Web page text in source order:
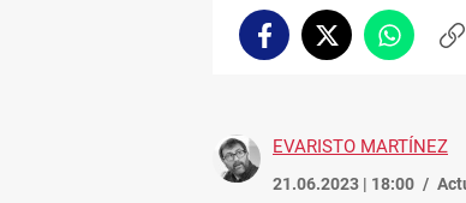
FacebookTwitterWhatsapp
EVARISTO MARTÍNEZ
21.06.2023 | 18:00